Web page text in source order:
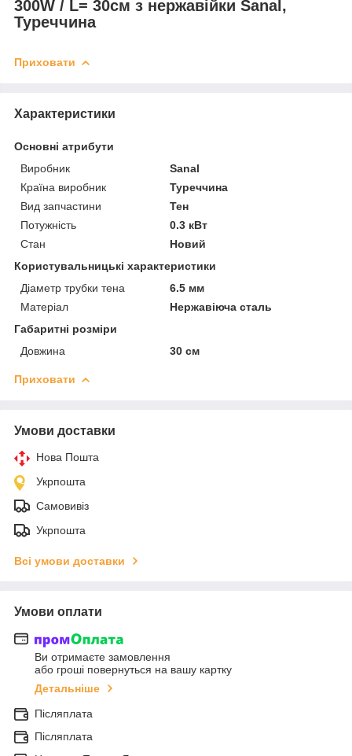
300W / L= 30см з нержавійки Sanal,
Туреччина
Приховати
Характеристики
Основні атрибути
Виробник
Sanal
Країна виробник
Туреччина
Вид запчастини
Тен
Потужність
0.3 кВт
Стан
Новий
Користувальницькі характеристики
Діаметр трубки тена
6.5 мм
Матеріал
Нержавіюча сталь
Габаритні розміри
Довжина
30 см
Приховати
Умови доставки
Нова Пошта
Укрпошта
Самовивіз
Укрпошта
Всі умови доставки
Умови оплати
Ви отримаєте замовлення
або гроші повернуться на вашу картку
Детальніше
Післяплата
Післяплата